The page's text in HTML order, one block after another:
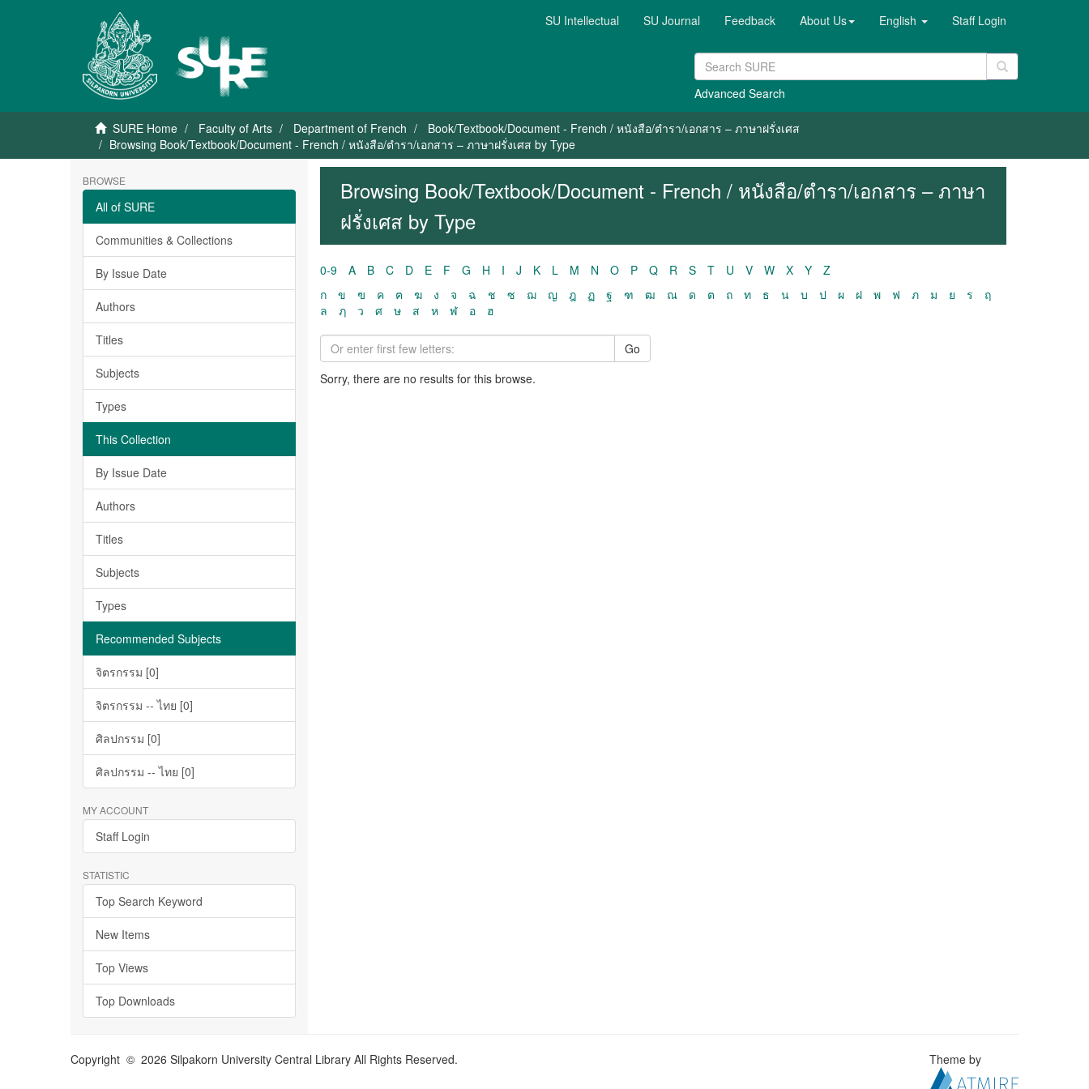
SU Intellectual SU Journal Feedback About Us English Staff Login
Advanced Search
SURE Home Faculty of Arts Department of French
Book/Textbook/Document - French / หนังสือ/ตำรา/เอกสาร – ภาษาฝรั่งเศส
Browsing Book/Textbook/Document - French / หนังสือ/ตำรา/เอกสาร – ภาษาฝรั่งเศส by Type
BROWSE
All of SURE
Communities & Collections
By Issue Date
Authors
Titles
Subjects
Types
This Collection
By Issue Date
Authors
Titles
Subjects
Types
Recommended Subjects
จิตรกรรม [0]
จิตรกรรม -- ไทย [0]
ศิลปกรรม [0]
ศิลปกรรม -- ไทย [0]
MY ACCOUNT
Staff Login
STATISTIC
Top Search Keyword
New Items
Top Views
Top Downloads
Browsing Book/Textbook/Document - French / หนังสือ/ตำรา/เอกสาร – ภาษา
ฝรั่งเศส by Type
0-9 A B C D E F G H I J K L M N O P Q R S T U V W X Y
Z
ก
ข ฃ ค ฅ ฆ ง จ ฉ ช ซ ฌ ญ ฎ ฏ ฐ ฑ ฒ ณ ด ต ถ ท ธ น บ ป ผ ฝ พ ฟ ภ ม ย ร
ฤ
ล
ฦ ว ศ ษ ส ห ฬ อ ฮ
Go
Sorry, there are no results for this browse.
Copyright © 2026 Silpakorn University Central Library All Rights Reserved. Theme by